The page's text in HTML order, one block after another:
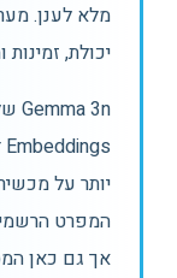
מלא לענן.
יכולת,
יותר על
אך גם כאן